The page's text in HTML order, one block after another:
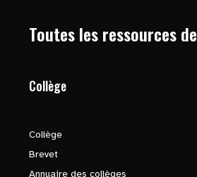
Toutes les ressources de
Collège
Collège
Brevet
Annuaire des collèges